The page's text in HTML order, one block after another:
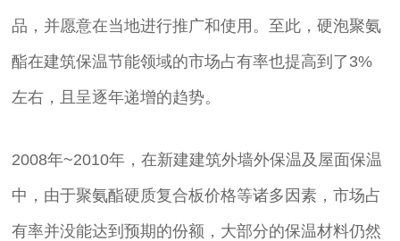
品，并愿意在当地进行推广和使用。至此，硬泡聚氨
酯在建筑保温节能领域的市场占有率也提高到了3%
左右，且呈逐年递增的趋势。
2008年~2010年，在新建建筑外墙外保温及屋面保温
中，由于聚氨酯硬质复合板价格等诸多因素，市场占
有率并没能达到预期的份额，大部分的保温材料仍然